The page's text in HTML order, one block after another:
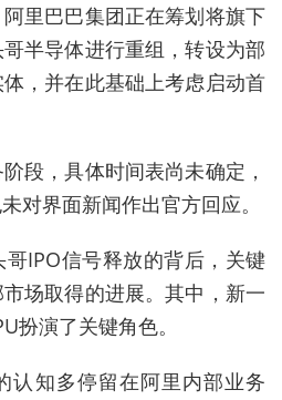
里巴巴集团正在筹划将旗下
半导体进行重组，转设为部
，并在此基础上考虑启动首
段，具体时间表尚未确定，
对界面新闻作出官方回应。
IPO信号释放的背后，关键
场取得的进展。其中，新一
扮演了关键角色。
认知多停留在阿里内部业务